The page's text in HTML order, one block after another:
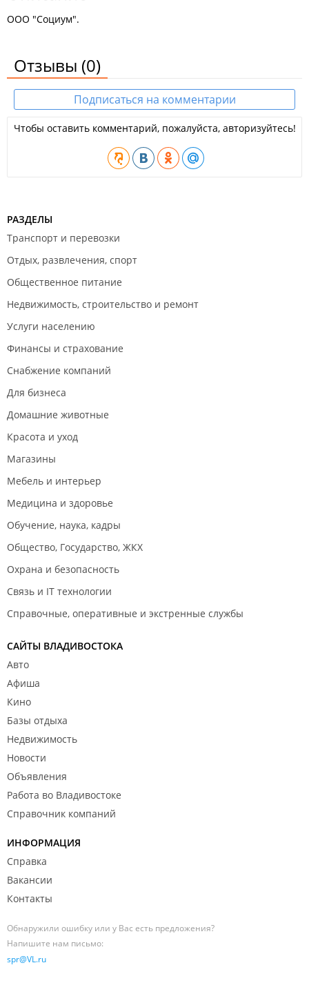
ООО "Социум".
Отзывы (0)
Подписаться на комментарии
Чтобы оставить комментарий, пожалуйста, авторизуйтесь!
РАЗДЕЛЫ
Транспорт и перевозки
Отдых, развлечения, спорт
Общественное питание
Недвижимость, строительство и ремонт
Услуги населению
Финансы и страхование
Снабжение компаний
Для бизнеса
Домашние животные
Красота и уход
Магазины
Мебель и интерьер
Медицина и здоровье
Обучение, наука, кадры
Общество, Государство, ЖКХ
Охрана и безопасность
Связь и IT технологии
Справочные, оперативные и экстренные службы
САЙТЫ ВЛАДИВОСТОКА
Авто
Афиша
Кино
Базы отдыха
Недвижимость
Новости
Объявления
Работа во Владивостоке
Справочник компаний
ИНФОРМАЦИЯ
Справка
Вакансии
Контакты
Обнаружили ошибку или у Вас есть предложения?
Напишите нам письмо:
spr@VL.ru